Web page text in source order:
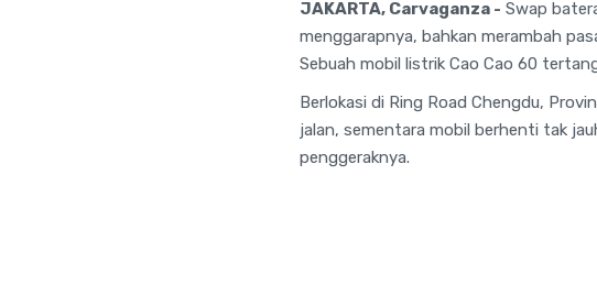
JAKARTA, Carvaganza - Swap
menggarapnya, bahkan merambah
Sebuah mobil listrik Cao Cao 60
Berlokasi di Ring Road Chengdu,
jalan, sementara mobil berhenti tak
penggeraknya.